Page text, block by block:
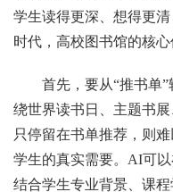
学生读得更深、想得更
时代，高校图书馆的核心
首先，要从“推书单
绕世界读书日、主题书
只停留在书单推荐，则
学生的真实需要。AI可
结合学生专业背景、课